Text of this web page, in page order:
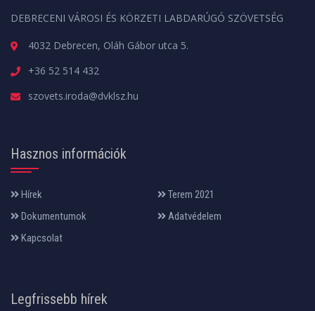
DEBRECENI VÁROSI ÉS KÖRZETI LABDARÚGÓ SZÖVETSÉG
4032 Debrecen, Oláh Gábor utca 5.
+36 52 514 432
szovets.iroda@dvklsz.hu
Hasznos információk
Hírek
Terem 2021
Dokumentumok
Adatvédelem
Kapcsolat
Legfrissebb hírek